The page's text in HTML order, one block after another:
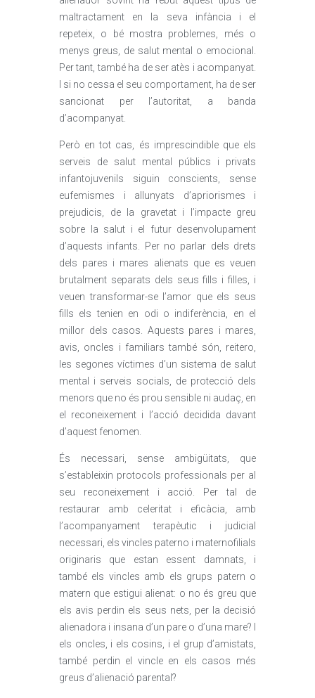
maltractament en la seva infància i el
repeteix, o bé mostra problemes, més o
menys greus, de salut mental o emocional.
Per tant, també ha de ser atès i acompanyat.
I si no cessa el seu comportament, ha de ser
sancionat per l’autoritat, a banda
d’acompanyat.
Però en tot cas, és imprescindible que els
serveis de salut mental públics i privats
infantojuvenils siguin conscients, sense
eufemismes i allunyats d’apriorismes i
prejudicis, de la gravetat i l’impacte greu
sobre la salut i el futur desenvolupament
d’aquests infants. Per no parlar dels drets
dels pares i mares alienats que es veuen
brutalment separats dels seus fills i filles, i
veuen transformar-se l’amor que els seus
fills els tenien en odi o indiferència, en el
millor dels casos. Aquests pares i mares,
avis, oncles i familiars també són, reitero,
les segones víctimes d’un sistema de salut
mental i serveis socials, de protecció dels
menors que no és prou sensible ni audaç, en
el reconeixement i l’acció decidida davant
d’aquest fenomen.
És necessari, sense ambigüitats, que
s’estableixin protocols professionals per al
seu reconeixement i acció. Per tal de
restaurar amb celeritat i eficàcia, amb
l’acompanyament terapèutic i judicial
necessari, els vincles paterno i maternofilials
originaris que estan essent damnats, i
també els vincles amb els grups patern o
matern que estigui alienat: o no és greu que
els avis perdin els seus nets, per la decisió
alienadora i insana d’un pare o d’una mare? I
els oncles, i els cosins, i el grup d’amistats,
també perdin el vincle en els casos més
greus d’alienació parental?